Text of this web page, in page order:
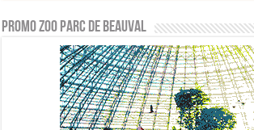
PROMO ZOO PARC DE BEAUVAL